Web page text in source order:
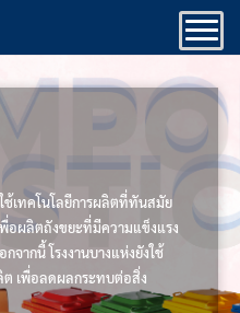
ช้เทคโนโลยีการผลิตที่ทันสมัย
พื่อผลิตถังขยะที่มีความแข็งแรง
ากนี้ โรงงานบางแห่งยังใช้
ต เพื่อลดผลกระทบต่อสิ่ง